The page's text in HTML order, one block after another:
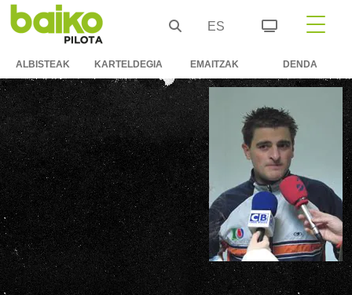
ES
ALBISTEAK KARTELDEGIA EMAITZAK DENDA